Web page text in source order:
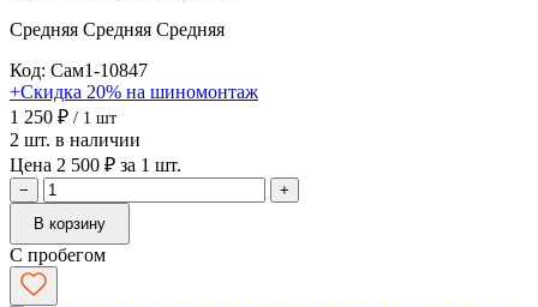
Средняя Средняя Средняя
Код: Сам1-10847
+Скидка 20% на шиномонтаж
1 250 ₽ / 1 шт
2 шт. в наличии
Цена 2 500 ₽ за 1 шт.
−
+
В корзину
С пробегом